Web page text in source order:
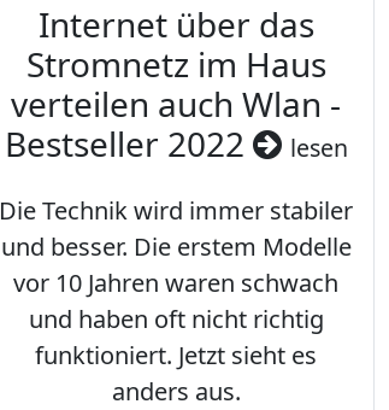
Internet über das
Stromnetz im Haus
verteilen auch Wlan -
Bestseller 2022
lesen
Die Technik wird immer stabiler
und besser. Die erstem Modelle
vor 10 Jahren waren schwach
und haben oft nicht richtig
funktioniert. Jetzt sieht es
anders aus.